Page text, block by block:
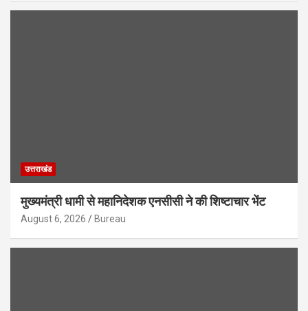
उत्तराखंड
मुख्यमंत्री धामी से महानिदेशक एनसीसी ने की शिष्टाचार भेंट
August 6, 2026 Bureau